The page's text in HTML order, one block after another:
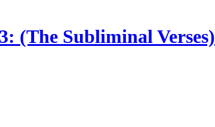
(The Subliminal Verses)